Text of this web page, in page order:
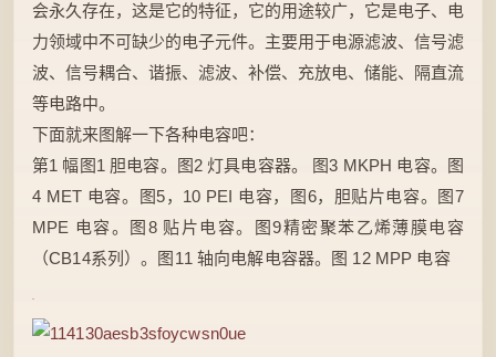
会永久存在，这是它的特征，它的用途较广，它是电子、电
力领域中不可缺少的电子元件。主要用于电源滤波、信号滤
波、信号耦合、谐振、滤波、补偿、充放电、储能、隔直流
等电路中。
下面就来图解一下各种电容吧：
第1 幅图1 胆电容。图2 灯具电容器。 图3 MKPH 电容。图
4 MET 电容。图5，10 PEI 电容，图6，胆贴片电容。图7
MPE 电容。图8 贴片电容。图9精密聚苯乙烯薄膜电容
（CB14系列）。图11 轴向电解电容器。图 12 MPP 电容